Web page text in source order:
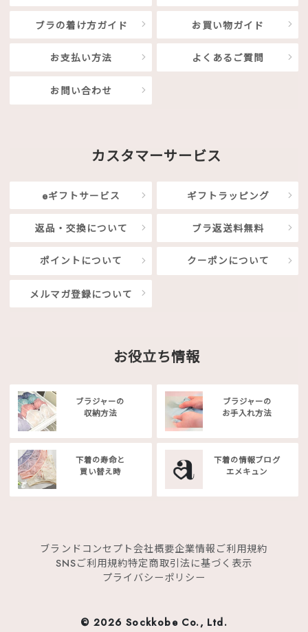
ブラの着け方ガイド お買い物ガイド
お支払い方法 よくあるご質問
お問い合わせ
カスタマーサービス
eギフトサービス ギフトラッピング
返品・交換について ブラ返送料無料
ポイントについて クーポンについて
メルマガ登録について
お役立ち情報
ブラジャーの
収納方法
ブラジャーの
お手入れ方法
下着の寿命と
買い替え時
下着の情報ブログ
エメキュン
ブランドコンセプト会社概要企業情報 ご利用規約
SNSご利用規約特定商取引法に基づく表示
プライバシーポリシー
© 2026 Sockkobe Co., Ltd.